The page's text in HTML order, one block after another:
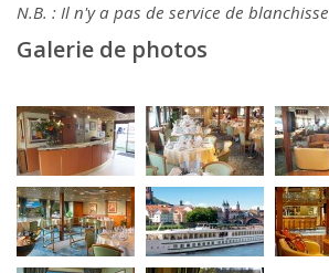
N.B. : Il n'y a pas de service de
Galerie de photos